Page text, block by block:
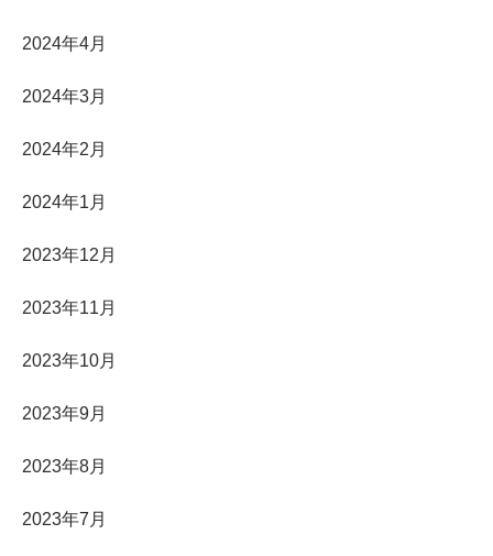
2024年4月
2024年3月
2024年2月
2024年1月
2023年12月
2023年11月
2023年10月
2023年9月
2023年8月
2023年7月